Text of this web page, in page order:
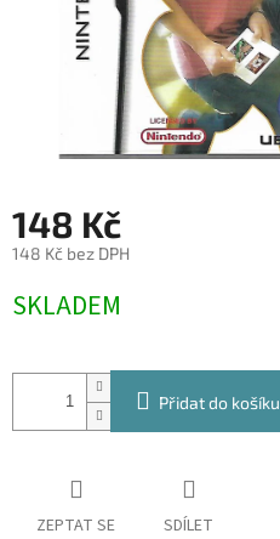
148 Kč
148 Kč bez DPH
cena:
SKLADEM
Přidat do košíku
ZEPTAT SE SDÍLET